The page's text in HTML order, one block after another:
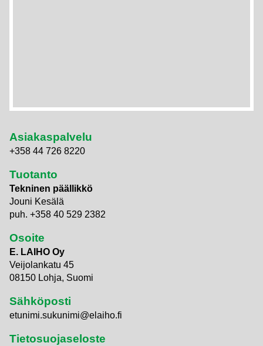
Asiakaspalvelu
+358 44 726 8220
Tuotanto
Tekninen päällikkö
Jouni Kesälä
puh. +358 40 529 2382
Osoite
E. LAIHO Oy
Veijolankatu 45
08150 Lohja, Suomi
Sähköposti
etunimi.sukunimi@elaiho.fi
Tietosuojaseloste